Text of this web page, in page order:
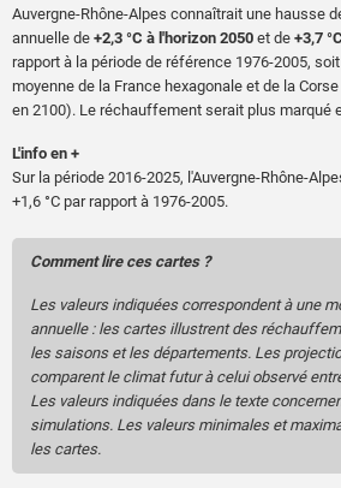
Auvergne-Rhône-Alpes connaîtrait une hausse
annuelle de +2,3 °C à l'horizon 2050 et de +3,7
rapport à la période de référence 1976-2005,
moyenne de la France hexagonale et de la Corse
en 2100). Le réchauffement serait plus marqué
L'info en +
Sur la période 2016-2025, l'Auvergne-Rhône-
+1,6 °C par rapport à 1976-2005.
Comment lire ces cartes ?
Les valeurs indiquées correspondent à une
annuelle : les cartes illustrent des
les saisons et les départements. Les
comparent le climat futur à celui observé
Les valeurs indiquées dans le texte
simulations. Les valeurs minimales et
les cartes.